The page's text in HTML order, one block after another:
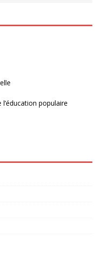
populaire